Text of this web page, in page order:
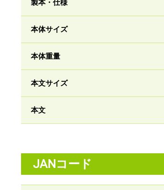
製本・仕様
本体サイズ
本体重量
本文サイズ
本文
JANコード